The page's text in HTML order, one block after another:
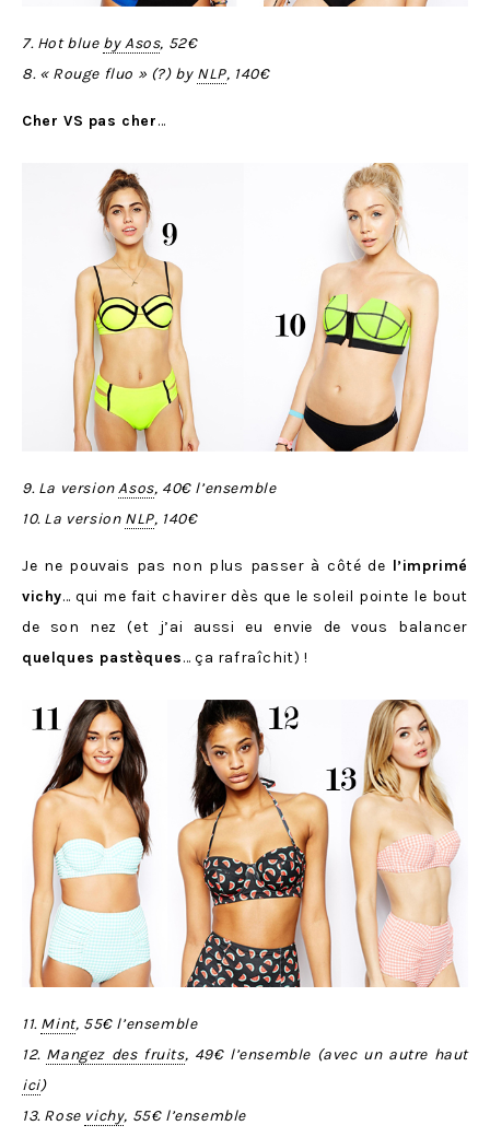
7. Hot blue by Asos, 52€
8. « Rouge fluo » (?) by NLP, 140€
Cher VS pas cher…
9. La versionAsos, 40€ l’ensemble
10. La version NLP, 140€
Je ne pouvais pas non plus passer à côté de l’imprimé
vichy… qui me fait chavirer dès que le soleil pointe le bout
de son nez (et j’ai aussi eu envie de vous balancer
quelques pastèques… ça rafraîchit) !
11. Mint, 55€ l’ensemble
12. Mangez des fruits, 49€ l’ensemble (avec un autre haut
ici)
13. Rose vichy, 55€ l’ensemble